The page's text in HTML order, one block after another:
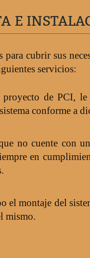
E
para cubrir sus
servicios:
de PCI, le
conforme a
no cuente con
en
el montaje del
mismo.